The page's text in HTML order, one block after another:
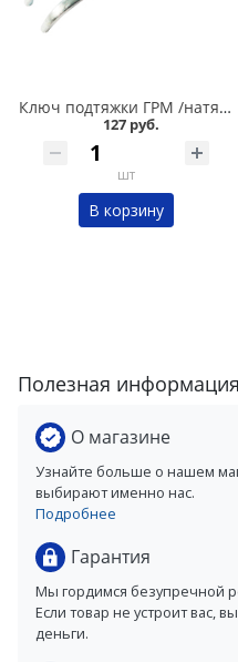
Ключ подтяжки ГРМ /натяжитель ролика/ 2108-2110-2112 Сервис ключ в Омске
127 руб.
шт
В корзину
Полезная информация
О магазине
Узнайте больше о нашем
выбирают именно нас.
Подробнее
Гарантия
Мы гордимся безупречной
Если товар не устроит вас,
деньги.